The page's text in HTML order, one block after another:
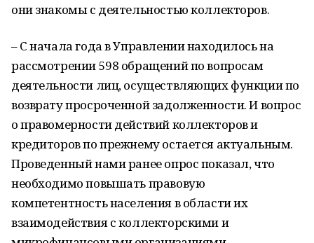
они знакомы с деятельностью коллекторов.
– С начала года в Управлении находилось на
рассмотрении 598 обращений по вопросам
деятельности лиц, осуществляющих функции по
возврату просроченной задолженности. И вопрос
о правомерности действий коллекторов и
кредиторов по прежнему остается актуальным.
Проведенный нами ранее опрос показал, что
необходимо повышать правовую
компетентность населения в области их
взаимодействия с коллекторскими и